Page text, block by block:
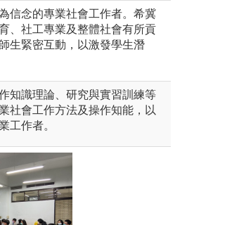
信念的專業社會工作者。希冀
、社工專業及整體社會有所貢
生緊密互動，以激發學生潛
知識理論、研究與實習訓練等
社會工作方法及操作知能，以
工作者。